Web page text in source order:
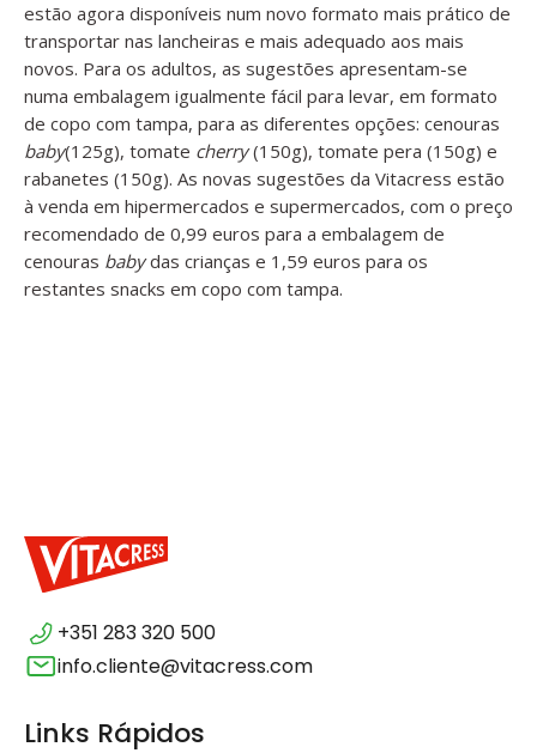
estão agora disponíveis num novo formato mais prático de
transportar nas lancheiras e mais adequado aos mais
novos. Para os adultos, as sugestões apresentam-se
numa embalagem igualmente fácil para levar, em formato
de copo com tampa, para as diferentes opções: cenouras
baby(125g), tomate cherry(150g), tomate pera (150g) e
rabanetes (150g). As novas sugestões da Vitacress estão
à venda em hipermercados e supermercados, com o preço
recomendado de 0,99 euros para a embalagem de
cenouras babydas crianças e 1,59 euros para os
restantes snacks em copo com tampa.
+351 283 320 500
info.cliente@vitacress.com
Links Rápidos